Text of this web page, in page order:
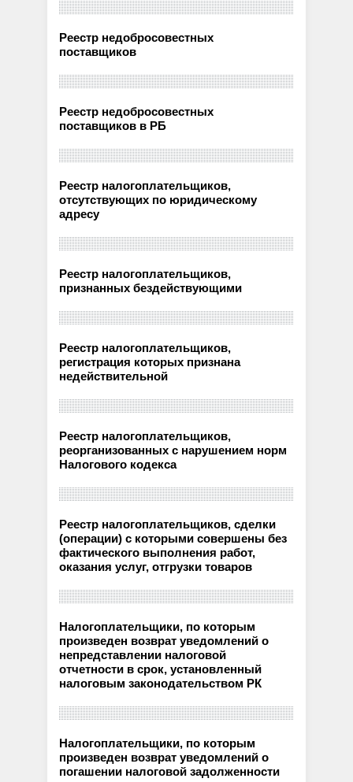
Реестр недобросовестных
поставщиков
Реестр недобросовестных
поставщиков в РБ
Реестр налогоплательщиков,
отсутствующих по юридическому
адресу
Реестр налогоплательщиков,
признанных бездействующими
Реестр налогоплательщиков,
регистрация которых признана
недействительной
Реестр налогоплательщиков,
реорганизованных с нарушением норм
Налогового кодекса
Реестр налогоплательщиков, сделки
(операции) с которыми совершены без
фактического выполнения работ,
оказания услуг, отгрузки товаров
Налогоплательщики, по которым
произведен возврат уведомлений о
непредставлении налоговой
отчетности в срок, установленный
налоговым законодательством РК
Налогоплательщики, по которым
произведен возврат уведомлений о
погашении налоговой задолженности